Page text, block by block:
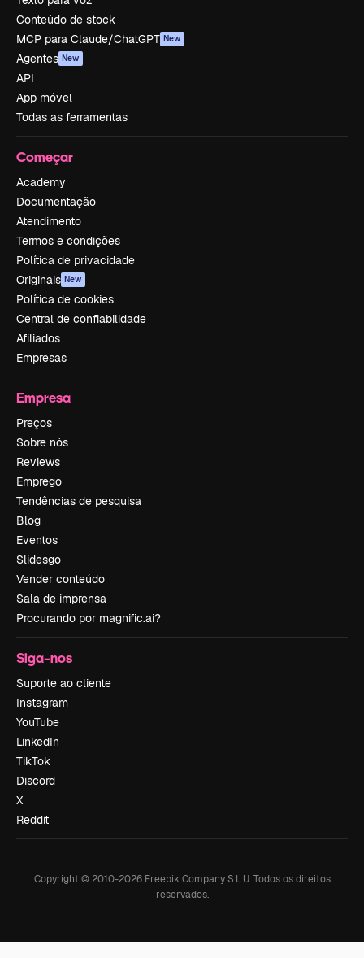
Conteúdo de stock
MCP para Claude/ChatGPT New
Agentes New
API
App móvel
Todas as ferramentas
Começar
Academy
Documentação
Atendimento
Termos e condições
Política de privacidade
Originais New
Política de cookies
Central de confiabilidade
Afiliados
Empresas
Empresa
Preços
Sobre nós
Reviews
Emprego
Tendências de pesquisa
Blog
Eventos
Slidesgo
Vender conteúdo
Sala de imprensa
Procurando por magnific.ai?
Siga-nos
Suporte ao cliente
Instagram
YouTube
LinkedIn
TikTok
Discord
X
Reddit
Copyright © 2010-2026Freepik Company S.L.U. Todos os direitos
reservados.